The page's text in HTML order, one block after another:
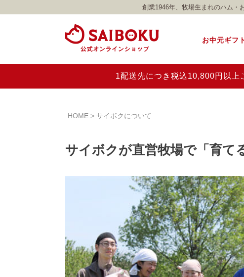
創業1946年、牧場生まれのハム・
お中元ギフ
1配送先につき税込10,800円以上
HOME サイボクについて
サイボクが直営牧場で「育て